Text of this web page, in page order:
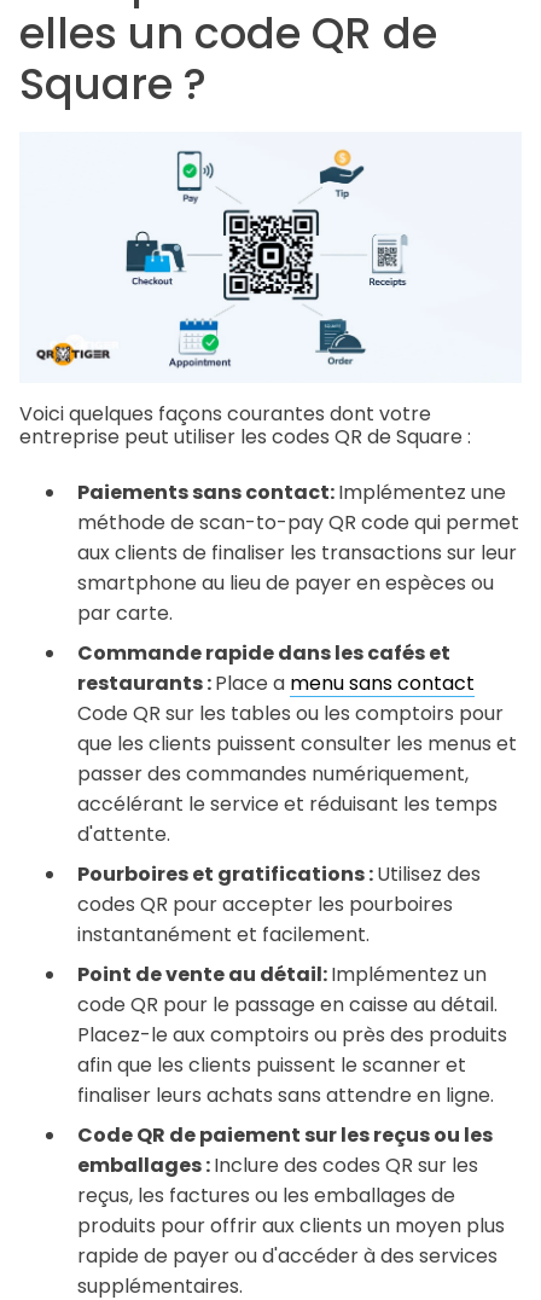
elles un code QR de
Square ?
Voici quelques façons courantes dont votre
entreprise peut utiliser les codes QR de Square :
Paiements sans contact:Implémentez une
méthode de scan-to-pay QR code qui permet
aux clients de finaliser les transactions sur leur
smartphone au lieu de payer en espèces ou
par carte.
Commande rapide dans les cafés et
restaurants :Place a menu sans contact
Code QR sur les tables ou les comptoirs pour
que les clients puissent consulter les menus et
passer des commandes numériquement,
accélérant le service et réduisant les temps
d'attente.
Pourboires et gratifications :Utilisez des
codes QR pour accepter les pourboires
instantanément et facilement.
Point de vente au détail:Implémentez un
code QR pour le passage en caisse au détail.
Placez-le aux comptoirs ou près des produits
afin que les clients puissent le scanner et
finaliser leurs achats sans attendre en ligne.
Code QR de paiement sur les reçus ou les
emballages :Inclure des codes QR sur les
reçus, les factures ou les emballages de
produits pour offrir aux clients un moyen plus
rapide de payer ou d'accéder à des services
supplémentaires.